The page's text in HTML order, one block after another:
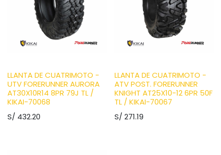
LLANTA DE CUATRIMOTO -
UTV FORERUNNER AURORA
AT30X10R14 8PR 79J TL /
KIKAI-70068
S/ 432.20
LLANTA DE CUATRIMOTO -
ATV POST. FORERUNNER
KNIGHT AT25X10-12 6PR 50F
TL / KIKAI-70067
S/ 271.19